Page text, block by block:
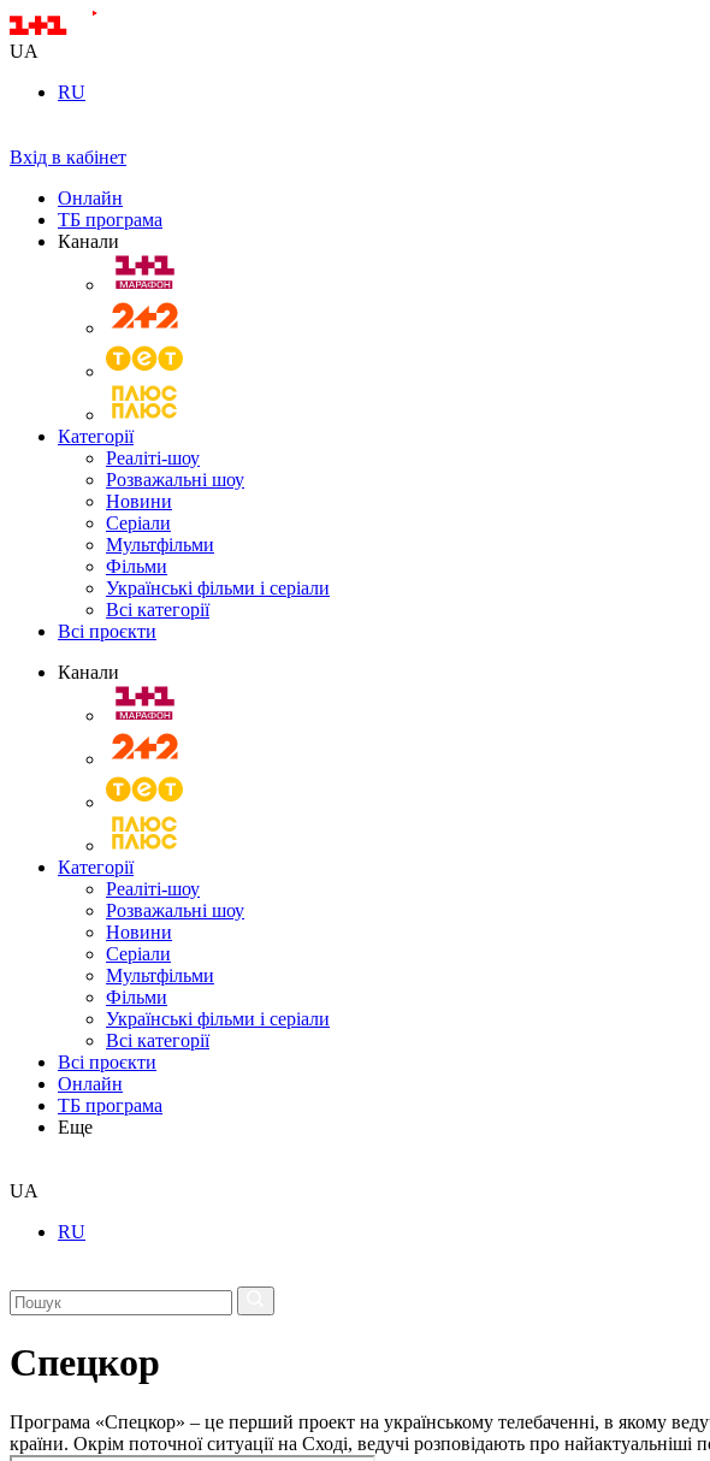
UA
RU
Вхід в кабінет
Онлайн
ТБ програма
Канали
Категорії
Реаліті-шоу
Розважальні шоу
Новини
Серіали
Мультфільми
Фільми
Українські фільми і серіали
Всі категорії
Всі проєкти
Канали
Категорії
Реаліті-шоу
Розважальні шоу
Новини
Серіали
Мультфільми
Фільми
Українські фільми і серіали
Всі категорії
Всі проєкти
Онлайн
ТБ програма
Еще
UA
RU
Спецкор
Програма «Спецкор» – це перший проект на українському телебаченні, в якому
країни. Окрім поточної ситуації на Сході, ведучі розповідають про найактуальніші